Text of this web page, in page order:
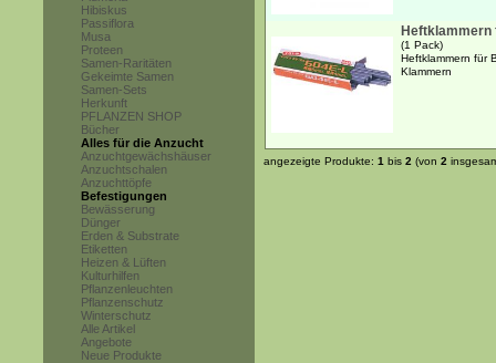
Hibiskus
Passiflora
Musa
Proteen
Samen-Raritäten
Gekeimte Samen
Samen-Sets
Herkunft
PFLANZEN SHOP
Bücher
Alles für die Anzucht
Anzuchtgewächshäuser
Anzuchtschalen
Anzuchttöpfe
Befestigungen
Bewässerung
Dünger
Erden & Substrate
Etiketten
Heizen & Lüften
Kulturhilfen
Pflanzenleuchten
Pflanzenschutz
Winterschutz
Alle Artikel
Angebote
Neue Produkte
Heftklammern
(1 Pack)
Heftklammern für
Klammern
angezeigte Produkte: 1 bis 2 (von 2